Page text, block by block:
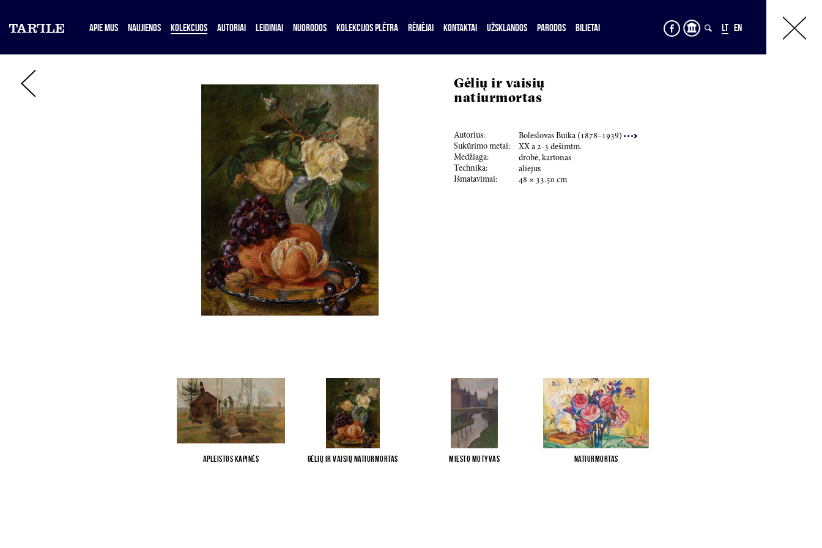
APIE MUS NAUJIENOS KOLEKCIJOS AUTORIAI LEIDINIAI NUORODOS KOLEKCIJOS PLĖTRA RĖMĖJAI KONTAKTAI UŽSKLANDOS PARODOS BILIETAI LT EN
Gėlių ir vaisių
natiurmortas
Autorius: Boleslovas Buika ( 1878–1939)
Sukūrimo metai:
XX a 2-3 dešimtm.
Medžiaga:
drobė, kartonas
Technika:
aliejus
Išmatavimai:
48 × 33.50 cm
Apleistos kapinės Gėlių ir vaisių natiurmortas Miesto motyvas Natiurmortas